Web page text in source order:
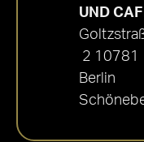
UND
2 10781
Berlin